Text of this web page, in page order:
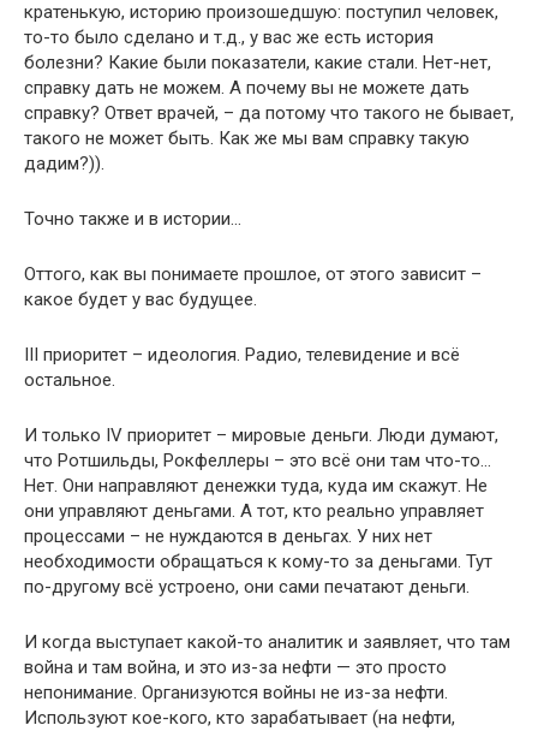
кратенькую, историю произошедшую: поступил человек,
то-то было сделано и т.д., у вас же есть история
болезни? Какие были показатели, какие стали. Нет-нет,
справку дать не можем. А почему вы не можете дать
справку? Ответ врачей, – да потому что такого не бывает,
такого не может быть. Как же мы вам справку такую
дадим?)).
Точно также и в истории…
Оттого, как вы понимаете прошлое, от этого зависит –
какое будет у вас будущее.
III приоритет – идеология. Радио, телевидение и всё
остальное.
И только IV приоритет – мировые деньги. Люди думают,
что Ротшильды, Рокфеллеры – это всё они там что-то…
Нет. Они направляют денежки туда, куда им скажут. Не
они управляют деньгами. А тот, кто реально управляет
процессами – не нуждаются в деньгах. У них нет
необходимости обращаться к кому-то за деньгами. Тут
по-другому всё устроено, они сами печатают деньги.
И когда выступает какой-то аналитик и заявляет, что там
война и там война, и это из-за нефти — это просто
непонимание. Организуются войны не из-за нефти.
Используют кое-кого, кто зарабатывает (на нефти,